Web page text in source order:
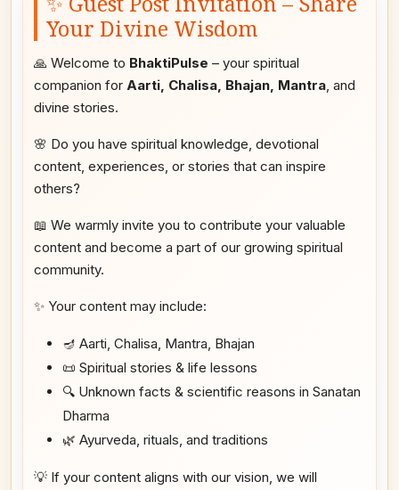
Your Divine Wisdom
🙏 Welcome to BhaktiPulse – your spiritual
companion for Aarti, Chalisa, Bhajan, Mantra, and
divine stories.
🌸 Do you have spiritual knowledge, devotional
content, experiences, or stories that can inspire
others?
📖 We warmly invite you to contribute your valuable
content and become a part of our growing spiritual
community.
✨ Your content may include:
🪔 Aarti, Chalisa, Mantra, Bhajan
📜 Spiritual stories & life lessons
🔍 Unknown facts & scientific reasons in Sanatan
Dharma
🌿 Ayurveda, rituals, and traditions
💡 If your content aligns with our vision, we will